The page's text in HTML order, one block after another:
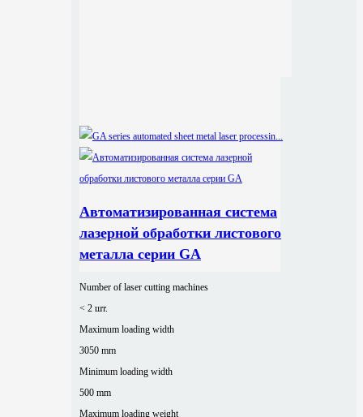
Автоматизированная система
лазерной обработки листового
металла серии GA
Number of laser cutting machines
< 2 шт.
Maximum loading width
3050 mm
Minimum loading width
500 mm
Maximum loading weight